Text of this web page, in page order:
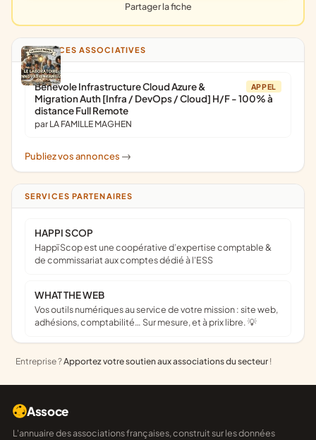
Partager la fiche
ANNONCES ASSOCIATIVES
APPEL
Bénévole Infrastructure Cloud Azure &
Migration Auth [Infra / DevOps / Cloud] H/F - 100% à
distance Full Remote
par LA FAMILLE MAGHEN
Publiez vos annonces ->
SERVICES PARTENAIRES
HAPPI SCOP
Happï Scop est une coopérative d’expertise comptable &
de commissariat aux comptes dédié à l'ESS
WHAT THE WEB
Vos outils numériques au service de votre mission : site web,
adhésions, comptabilité… Sur mesure, et à prix libre. 💡
Entreprise ?Apportez votre soutien aux associations du secteur !
Assoce
L'annuaire des associations françaises, construit sur les données